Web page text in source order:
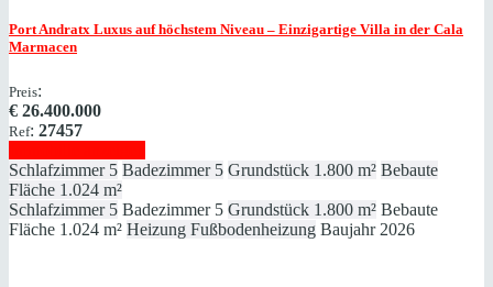
Port Andratx Luxus auf höchstem Niveau – Einzigartige Villa in der Cala
Marmacen
Preis:
€ 26.400.000
Ref: 27457
Schlafzimmer 5 Badezimmer 5 Grundstück 1.800 m² Bebaute
Fläche 1.024 m²
Schlafzimmer 5 Badezimmer 5 Grundstück 1.800 m² Bebaute
Fläche 1.024 m² Heizung Fußbodenheizung Baujahr 2026